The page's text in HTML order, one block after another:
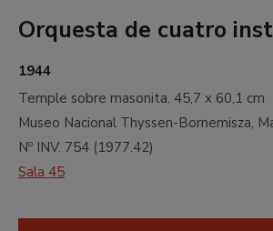
Orquesta de cuatro
1944
Temple sobre masonita. 45,7 x 60,1 cm
Museo Nacional Thyssen-Bornemisza,
Nº INV. 754 (1977.42)
Sala 45